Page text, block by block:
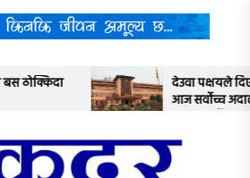
देउवा पक्षयले दिएकोे पुनरावलोकन निवेदनमाथि
आज सर्वोच्च अदालतका तीन न्यायाधीशले